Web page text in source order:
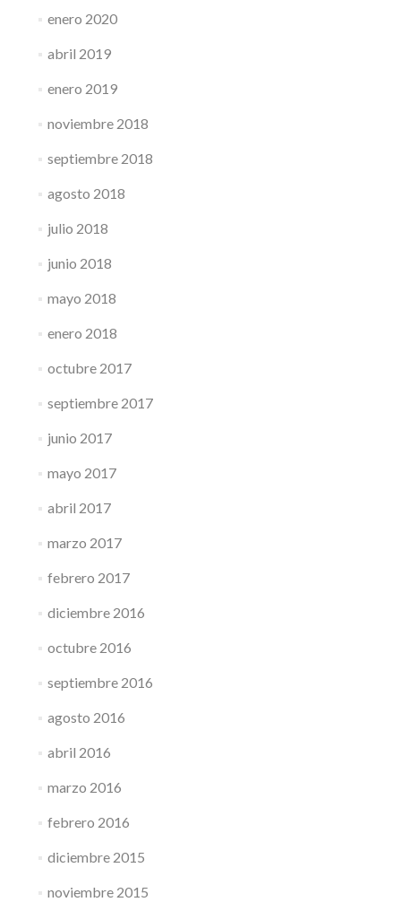
enero 2020
abril 2019
enero 2019
noviembre 2018
septiembre 2018
agosto 2018
julio 2018
junio 2018
mayo 2018
enero 2018
octubre 2017
septiembre 2017
junio 2017
mayo 2017
abril 2017
marzo 2017
febrero 2017
diciembre 2016
octubre 2016
septiembre 2016
agosto 2016
abril 2016
marzo 2016
febrero 2016
diciembre 2015
noviembre 2015